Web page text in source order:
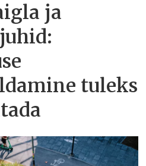
ja
tuleks